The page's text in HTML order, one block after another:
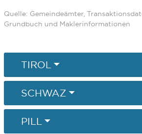
Quelle: Gemeindeämter,
Grundbuch und Maklerinformationen
TIROL
SCHWAZ
PILL